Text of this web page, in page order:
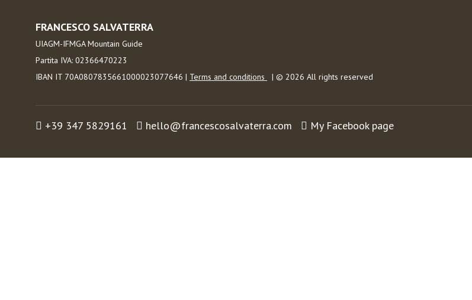
FRANCESCO SALVATERRA
UIAGM-IFMGA Mountain Guide
Partita IVA: 02366470223
IBAN IT 70A0807835661000023077646 | Terms and conditions | © 2026 All rights reserved
+39 347 5829161 hello@francescosalvaterra.com My Facebook page